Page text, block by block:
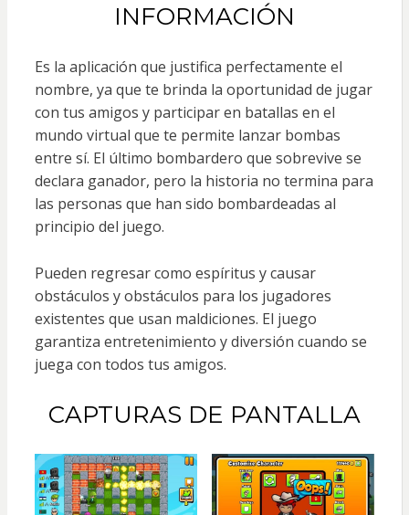
INFORMACIÓN
Es la aplicación que justifica perfectamente el
nombre, ya que te brinda la oportunidad de jugar
con tus amigos y participar en batallas en el
mundo virtual que te permite lanzar bombas
entre sí. El último bombardero que sobrevive se
declara ganador, pero la historia no termina para
las personas que han sido bombardeadas al
principio del juego.
Pueden regresar como espíritus y causar
obstáculos y obstáculos para los jugadores
existentes que usan maldiciones. El juego
garantiza entretenimiento y diversión cuando se
juega con todos tus amigos.
CAPTURAS DE PANTALLA